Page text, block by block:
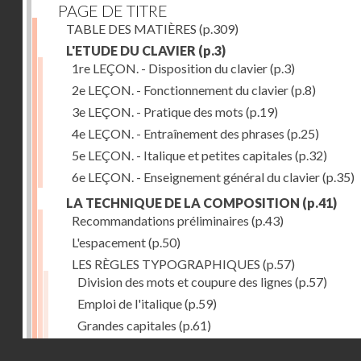
PAGE DE TITRE
TABLE DES MATIÈRES (p.309)
L'ETUDE DU CLAVIER (p.3)
1re LEÇON. - Disposition du clavier(p.3)
2e LEÇON. - Fonctionnement du clavier(p.8)
3e LEÇON. - Pratique des mots (p.19)
4e LEÇON. - Entraînement des phrases (p.25)
5e LEÇON. - Italique et petites capitales (p.32)
6e LEÇON. - Enseignement général du clavier(p.35)
LA TECHNIQUE DE LA COMPOSITION (p.41)
Recommandations préliminaires (p.43)
L'espacement(p.50)
LES RÈGLES TYPOGRAPHIQUES (p.57)
Division des mots et coupure des lignes (p.57)
Emploi de l'italique(p.59)
Grandes capitales (p.61)